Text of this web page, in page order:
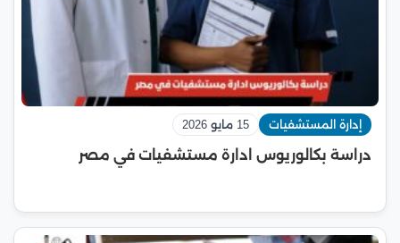
إدارة المستشفيات 15 مايو 2026
دراسة بكالوريوس ادارة مستشفيات في مصر